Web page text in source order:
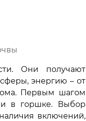
Они получают
энергию – от
Первым шагом
в горшке. Выбор
включений,